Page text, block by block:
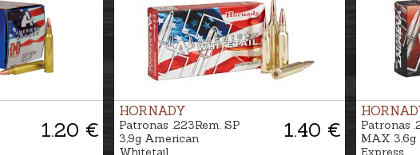
1.20 €
HORNADY
1.40 €
Patronas .223Rem. SP
3,9g American
Whitetail
Patronas
MAX
Express